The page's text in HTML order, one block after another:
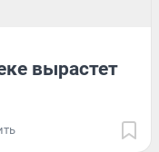
вырастет